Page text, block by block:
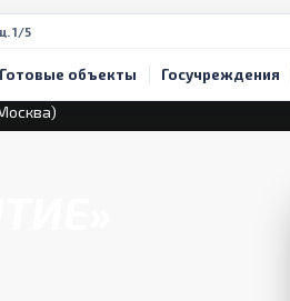
1/5
Готовые объекты Госучреждения